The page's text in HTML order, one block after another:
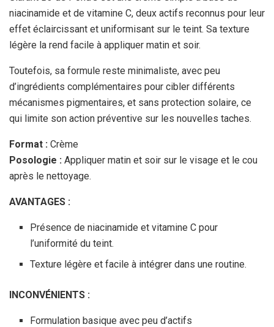
niacinamide et de vitamine C, deux actifs reconnus pour leur
effet éclaircissant et uniformisant sur le teint. Sa texture
légère la rend facile à appliquer matin et soir.
Toutefois, sa formule reste minimaliste, avec peu
d’ingrédients complémentaires pour cibler différents
mécanismes pigmentaires, et sans protection solaire, ce
qui limite son action préventive sur les nouvelles taches.
Format : Crème
Posologie : Appliquer matin et soir sur le visage et le cou
après le nettoyage.
AVANTAGES :
Présence de niacinamide et vitamine C pour
l’uniformité du teint.
Texture légère et facile à intégrer dans une routine.
INCONVÉNIENTS :
Formulation basique avec peu d’actifs